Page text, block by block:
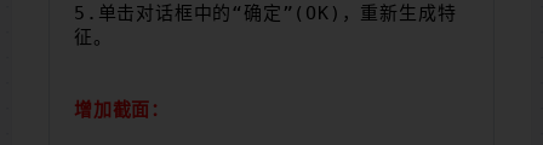
5.单击对话框中的“确定”(OK)，重新生成特
征。
增加截面：